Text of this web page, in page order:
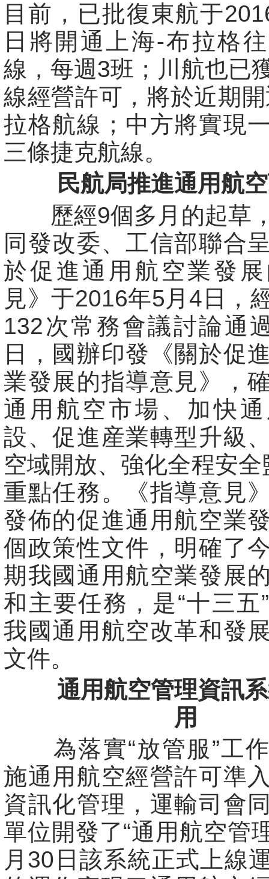
目前，已批復東航于
日將開通上海-布拉格
線，每週3班；川航也已
線經營許可，將於近期
拉格航線；中方將實現
三條捷克航線。
民航局推進通用航
歷經9個多月的起草
同發改委、工信部聯合
於促進通用航空業發
見》于2016年5月4日，
132次常務會議討論通
日，國辦印發《關於促
業發展的指導意見》，
通用航空市場、加快
設、促進産業轉型升級
空域開放、強化全程安
重點任務。《指導意見
發佈的促進通用航空業
個政策性文件，明確了
期我國通用航空業發展
和主要任務，是“十三五
我國通用航空改革和發
文件。
通用航空管理資訊
用
為落實“放管服”工作
施通用航空經營許可準
資訊化管理，運輸司會
單位開發了“通用航空管
月30日該系統正式上線